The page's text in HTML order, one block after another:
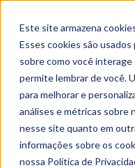
Este site armazena
Esses cookies são
sobre como você
permite lembrar de você.
para melhorar e
análises e métricas sobre
nesse site quanto em
informações sobre os
nossa Política de